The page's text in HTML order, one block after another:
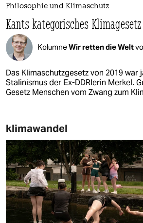
Philosophie und Klimaschutz
Kants kategorisches Klimagesetz
KolumneWir retten die Welt
Das Klimaschutzgesetz von 2019 war
Stalinismus der Ex-DDRlerin Merkel.
Gesetz Menschen vom Zwang zum
klimawandel